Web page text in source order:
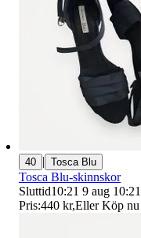
40 | Tosca Blu
Tosca Blu-skinnskor
Sluttid10:21 9 aug 10:21
Pris:440 kr,Eller Köp nu